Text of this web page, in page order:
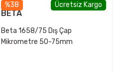
%38 Ücretsiz Kargo
BETA
Beta 1658/75 Dış Çap
Mikrometre 50-75mm